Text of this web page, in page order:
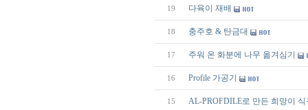
19 다육이 재배
18 충주호 & 탄금대
17 주워 온 화분에 나무 옮겨심기
16 Profile 가공기
15 AL-PROFDILE로 만든 희망이 식